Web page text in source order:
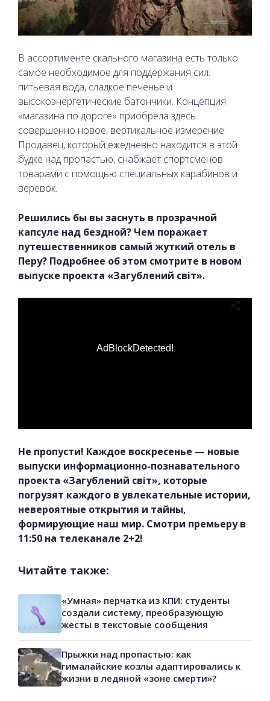
В ассортименте скального магазина есть только
самое необходимое для поддержания сил:
питьевая вода, сладкое печенье и
высокоэнергетические батончики. Концепция
«магазина по дороге» приобрела здесь
совершенно новое, вертикальное измерение.
Продавец, который ежедневно находится в этой
будке над пропастью, снабжает спортсменов
товарами с помощью специальных карабинов и
веревок.
Решились бы вы заснуть в прозрачной
капсуле над бездной? Чем поражает
путешественников самый жуткий отель в
Перу? Подробнее об этом смотрите в новом
выпуске проекта «Загублений світ».
AdBlockDetected!
Не пропусти! Каждое воскресенье — новые
выпуски информационно-познавательного
проекта «Загублений світ», которые
погрузят каждого в увлекательные истории,
невероятные открытия и тайны,
формирующие наш мир. Смотри премьеру в
11:50 на телеканале 2+2!
Читайте также:
«Умная» перчатка из КПИ: студенты
создали систему, преобразующую
жесты в текстовые сообщения
Прыжки над пропастью: как
гималайские козлы адаптировались к
жизни в ледяной «зоне смерти»?